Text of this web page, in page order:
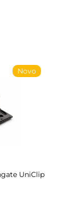
Novo
UniClip